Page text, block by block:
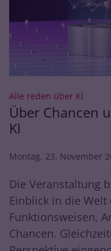
Alle reden über KI
Über Chancen
KI
Montag, 23. November
Die Veranstaltung
Einblick in die Welt
Funktionsweisen,
Chancen.